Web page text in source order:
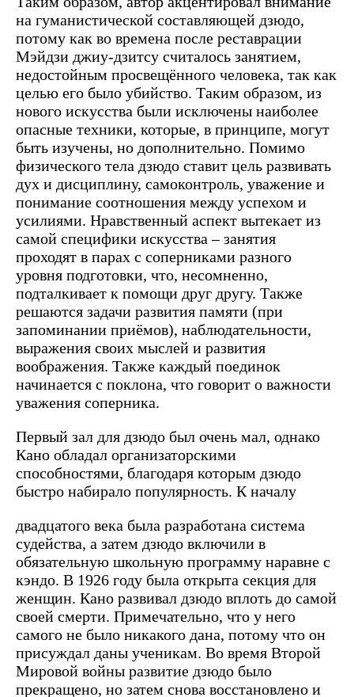
на гуманистической составляющей дзюдо,
потому как во времена после реставрации
Мэйдзи джиу-дзитсу считалось занятием,
недостойным просвещённого человека, так как
целью его было убийство. Таким образом, из
нового искусства были исключены наиболее
опасные техники, которые, в принципе, могут
быть изучены, но дополнительно. Помимо
физического тела дзюдо ставит цель развивать
дух и дисциплину, самоконтроль, уважение и
понимание соотношения между успехом и
усилиями. Нравственный аспект вытекает из
самой специфики искусства – занятия
проходят в парах с соперниками разного
уровня подготовки, что, несомненно,
подталкивает к помощи друг другу. Также
решаются задачи развития памяти (при
запоминании приёмов), наблюдательности,
выражения своих мыслей и развития
воображения. Также каждый поединок
начинается с поклона, что говорит о важности
уважения соперника.
Первый зал для дзюдо был очень мал, однако
Кано обладал организаторскими
способностями, благодаря которым дзюдо
быстро набирало популярность. К началу
двадцатого века была разработана система
судейства, а затем дзюдо включили в
обязательную школьную программу наравне с
кэндо. В 1926 году была открыта секция для
женщин. Кано развивал дзюдо вплоть до самой
своей смерти. Примечательно, что у него
самого не было никакого дана, потому что он
присуждал даны ученикам. Во время Второй
Мировой войны развитие дзюдо было
прекращено, но затем снова восстановлено и